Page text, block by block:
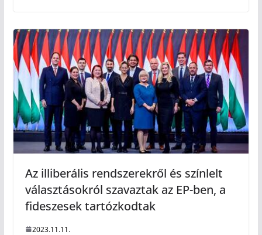
Az illiberális rendszerekről és színlelt
választásokról szavaztak az EP-ben, a
fideszesek tartózkodtak
2023.11.11.